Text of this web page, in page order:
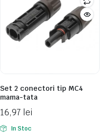
Set 2 conectori tip MC4
mama-tata
16,97 lei
In Stoc